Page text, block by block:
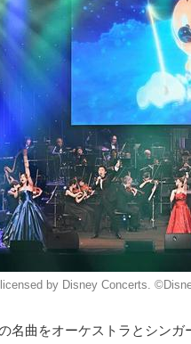
by Disney Concerts.
名曲をオーケストラとシン